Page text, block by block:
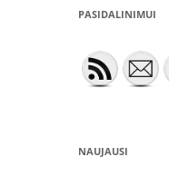
PASIDALINIMUI
NAUJAUSI